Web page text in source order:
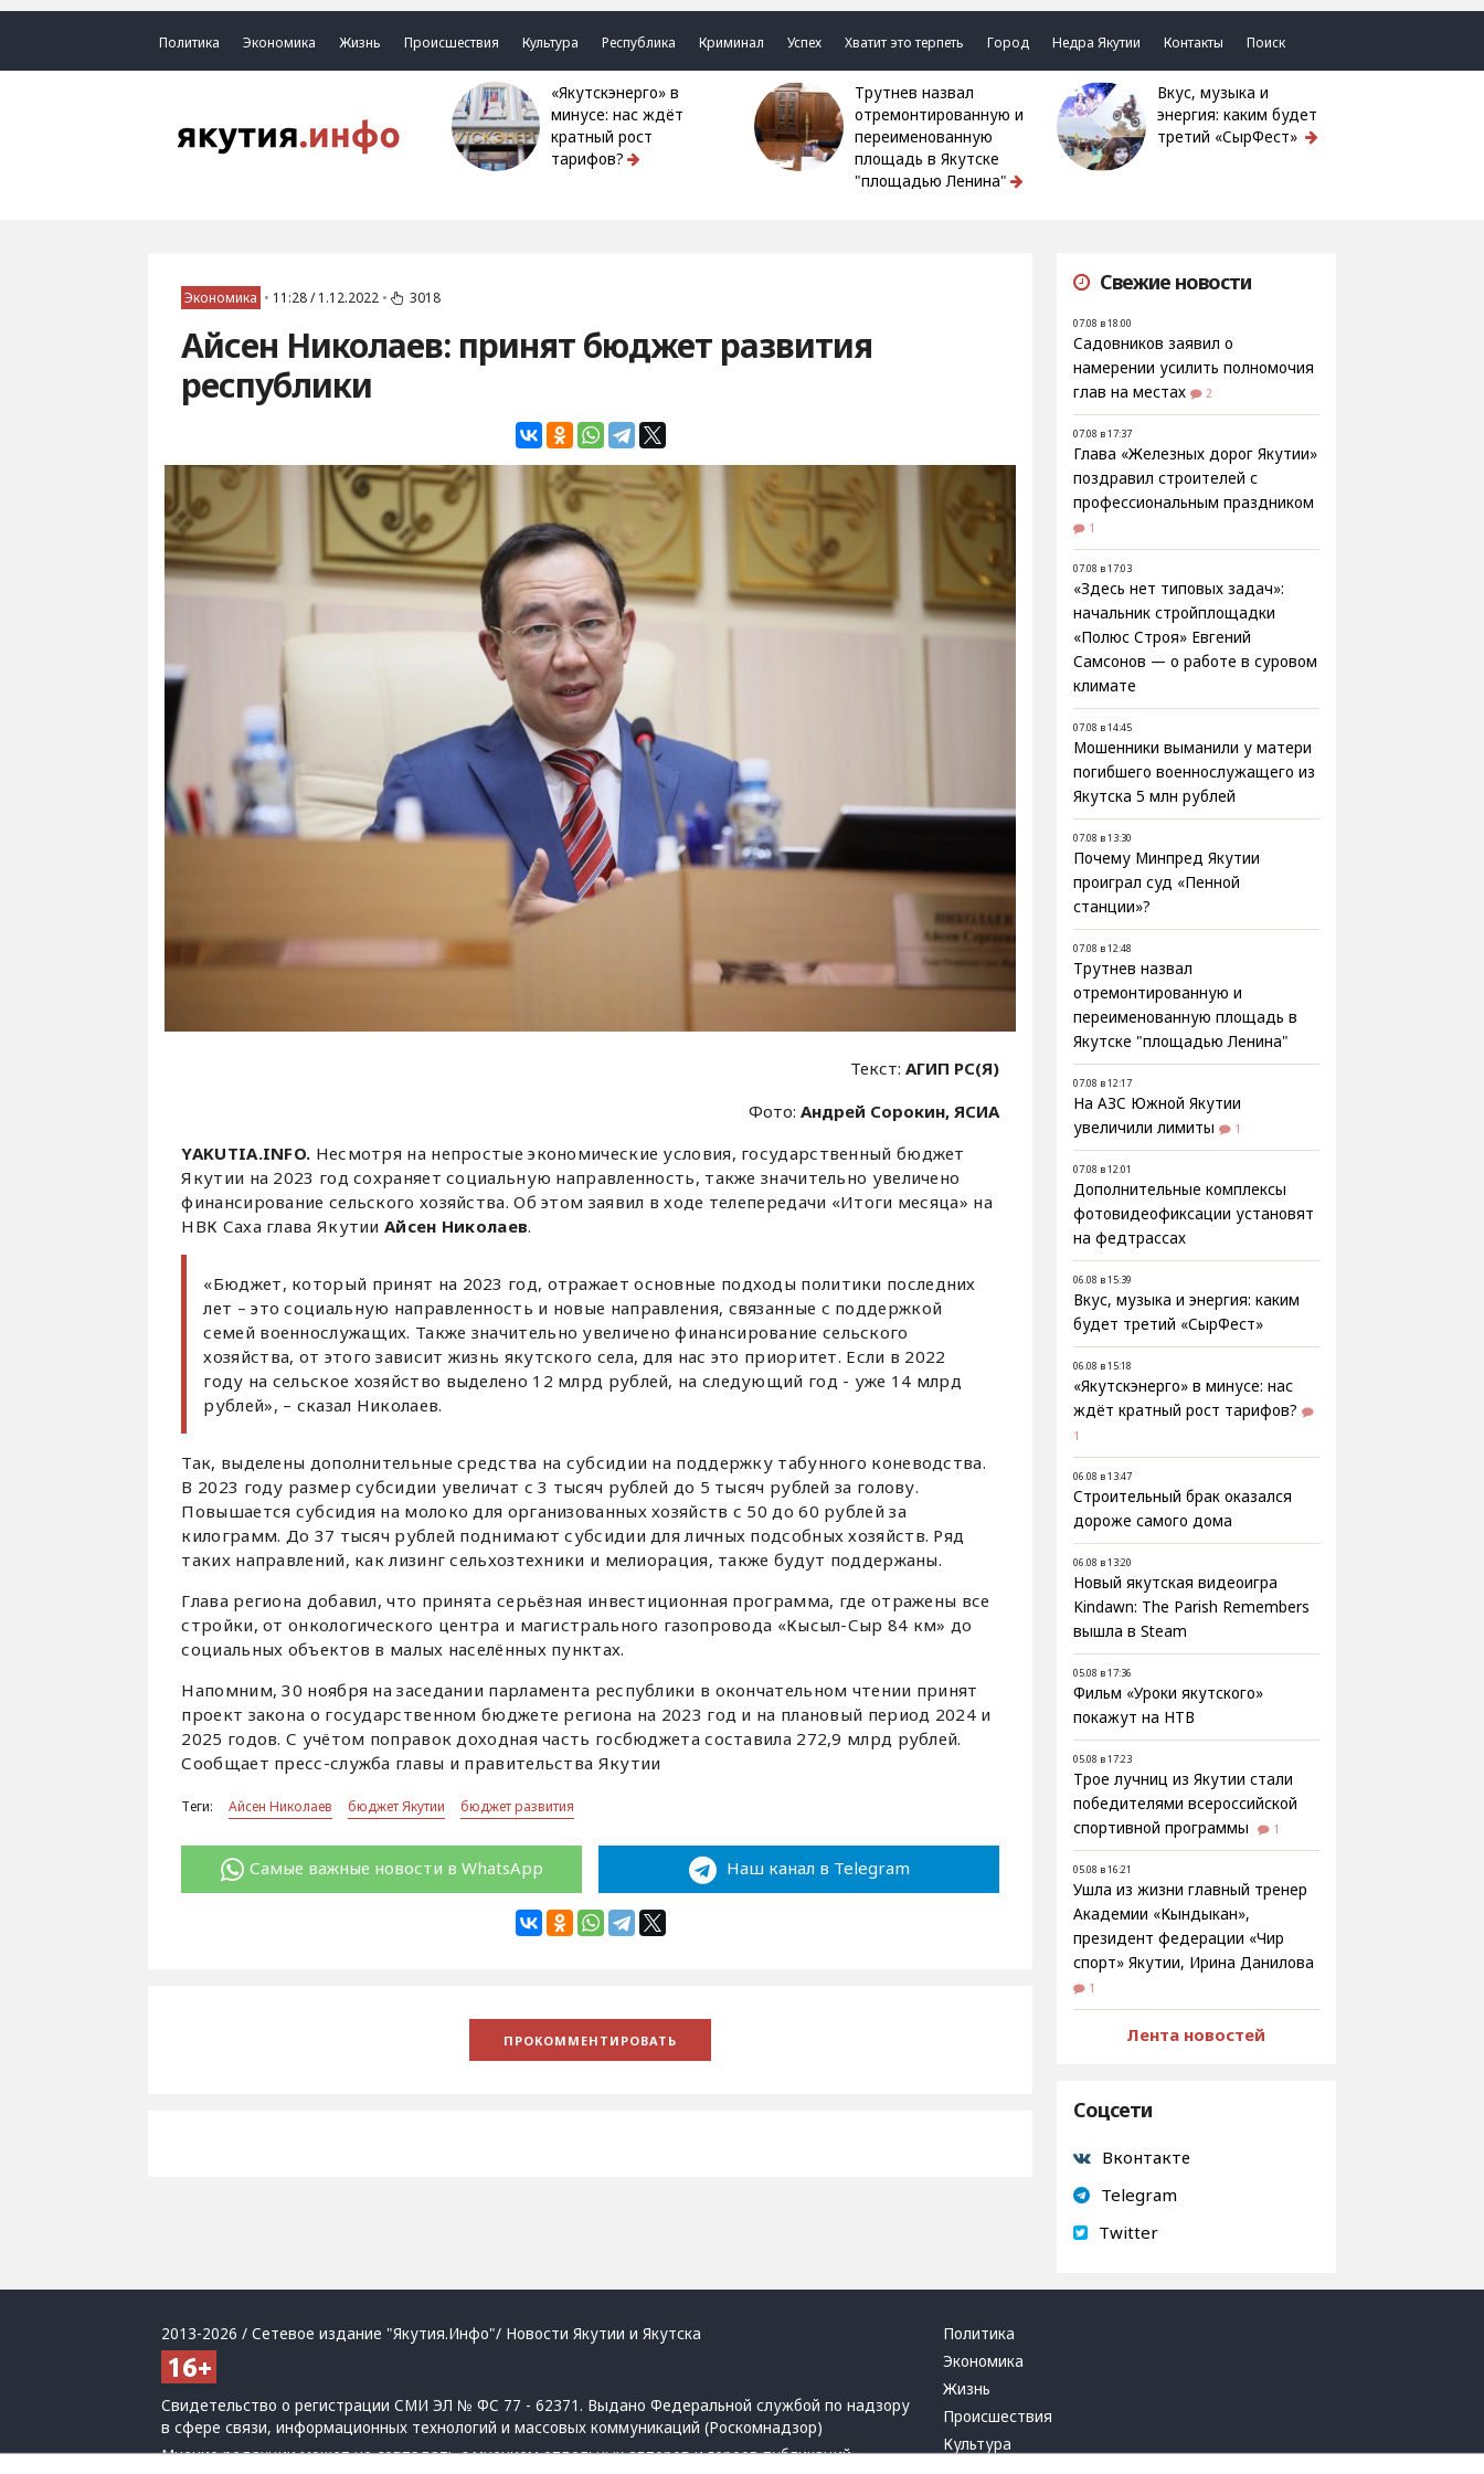
Политика Экономика Жизнь Происшествия Культура Республика Криминал Успех Хватит это терпеть Город Недра Якутии Контакты Поиск
«Якутскэнерго» в
минусе: нас ждёт
кратный рост
тарифов?
Трутнев назвал
отремонтированную и
переименованную
площадь в Якутске
"площадью Ленина"
Вкус, музыка и
энергия: каким будет
третий «СырФест»
Экономика • 11:28 / 1.12.2022 • 3018
Айсен Николаев: принят бюджет развития
республики
Текст:АГИП РС(Я)
Фото:Андрей Сорокин, ЯСИА
YAKUTIA.INFO. Несмотря на непростые экономические условия, государственный бюджет
Якутии на 2023 год сохраняет социальную направленность, также значительно увеличено
финансирование сельского хозяйства. Об этом заявил в ходе телепередачи «Итоги месяца» на
НВК Саха глава Якутии Айсен Николаев.
«Бюджет, который принят на 2023 год, отражает основные подходы политики последних
лет – это социальную направленность и новые направления, связанные с поддержкой
семей военнослужащих. Также значительно увеличено финансирование сельского
хозяйства, от этого зависит жизнь якутского села, для нас это приоритет. Если в 2022
году на сельское хозяйство выделено 12 млрд рублей, на следующий год - уже 14 млрд
рублей», – сказал Николаев.
Так, выделены дополнительные средства на субсидии на поддержку табунного коневодства.
В 2023 году размер субсидии увеличат с 3 тысяч рублей до 5 тысяч рублей за голову.
Повышается субсидия на молоко для организованных хозяйств с 50 до 60 рублей за
килограмм. До 37 тысяч рублей поднимают субсидии для личных подсобных хозяйств. Ряд
таких направлений, как лизинг сельхозтехники и мелиорация, также будут поддержаны.
Глава региона добавил, что принята серьёзная инвестиционная программа, где отражены все
стройки, от онкологического центра и магистрального газопровода «Кысыл-Сыр 84 км» до
социальных объектов в малых населённых пунктах.
Напомним, 30 ноября на заседании парламента республики в окончательном чтении принят
проект закона о государственном бюджете региона на 2023 год и на плановый период 2024 и
2025 годов. С учётом поправок доходная часть госбюджета составила 272,9 млрд рублей.
Сообщает пресс-служба главы и правительства Якутии
Теги: Айсен Николаев бюджет Якутии бюджет развития
Самые важные новости в WhatsApp Наш канал в Telegram
Свежие новости
07.08 в 18:00
Садовников заявил о
намерении усилить полномочия
глав на местах
2
07.08 в 17:37
Глава «Железных дорог Якутии»
поздравил строителей с
профессиональным праздником
1
07.08 в 17:03
«Здесь нет типовых задач»:
начальник стройплощадки
«Полюс Строя» Евгений
Самсонов — о работе в суровом
климате
07.08 в 14:45
Мошенники выманили у матери
погибшего военнослужащего из
Якутска 5 млн рублей
07.08 в 13:30
Почему Минпред Якутии
проиграл суд «Пенной
станции»?
07.08 в 12:48
Трутнев назвал
отремонтированную и
переименованную площадь в
Якутске "площадью Ленина"
07.08 в 12:17
На АЗС Южной Якутии
увеличили лимиты
1
07.08 в 12:01
Дополнительные комплексы
фотовидеофиксации установят
на федтрассах
06.08 в 15:39
Вкус, музыка и энергия: каким
будет третий «СырФест»
06.08 в 15:18
«Якутскэнерго» в минусе: нас
ждёт кратный рост тарифов?
1
06.08 в 13:47
Строительный брак оказался
дороже самого дома
06.08 в 13:20
Новый якутская видеоигра
Kindawn: The Parish Remembers
вышла в Steam
05.08 в 17:36
Фильм «Уроки якутского»
покажут на НТВ
05.08 в 17:23
Трое лучниц из Якутии стали
победителями всероссийской
спортивной программы
1
05.08 в 16:21
Ушла из жизни главный тренер
Академии «Кындыкан»,
президент федерации «Чир
спорт» Якутии, Ирина Данилова
1
Лента новостей
Соцсети
Вконтакте
Telegram
Twitter
2013-2026 / Сетевое издание "Якутия.Инфо"/ Новости Якутии и Якутска
Свидетельство о регистрации СМИ ЭЛ № ФС 77 - 62371. Выдано Федеральной службой по надзору
в сфере связи, информационных технологий и массовых коммуникаций (Роскомнадзор)
Мнение редакции может не совпадать с мнением отдельных авторов и героев публикаций.
Политика
Экономика
Жизнь
Происшествия
Культура